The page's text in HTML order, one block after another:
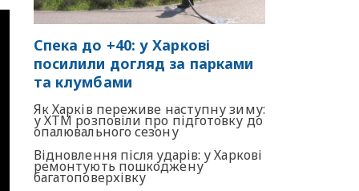
Спека до +40: у Харкові
посилили догляд за парками
та клумбами
Як Харків переживе наступну зиму:
у ХТМ розповіли про підготовку до
опалювального сезону
Відновлення після ударів: у Харкові
ремонтують пошкоджену
багатоповерхівку